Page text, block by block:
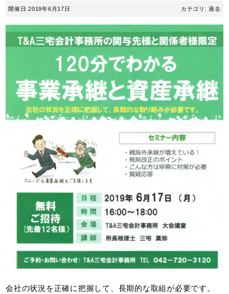
開催日:2019年6月17日 カテゴリ: 過去
会社の状況を正確に把握して、長期的な取組が必要です。